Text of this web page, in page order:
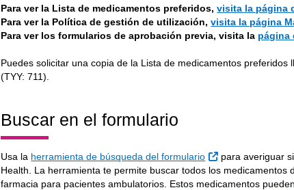
Para ver la Lista de medicamentos preferidos,visita la página
Para ver la Política de gestión de utilización,visita la página
Para ver los formularios de aprobación previa, visita la página
Puedes solicitar una copia de la Lista de medicamentos preferidos
(TYY: 711).
Buscar en el formulario
Usa la herramienta de búsqueda del formulario Sitio Externo
para averiguar
Health. La herramienta te permite buscar todos los
farmacia para pacientes ambulatorios. Estos medicamentos